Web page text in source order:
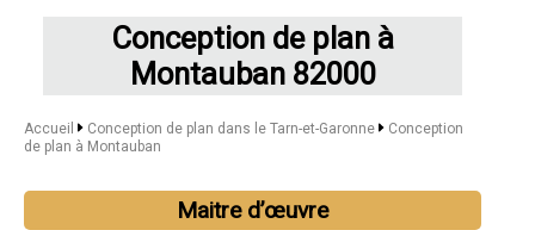
Conception de plan à
Montauban 82000
Accueil Conception de plan dans le Tarn-et-Garonne
Conception
de plan à Montauban
Maitre d’œuvre